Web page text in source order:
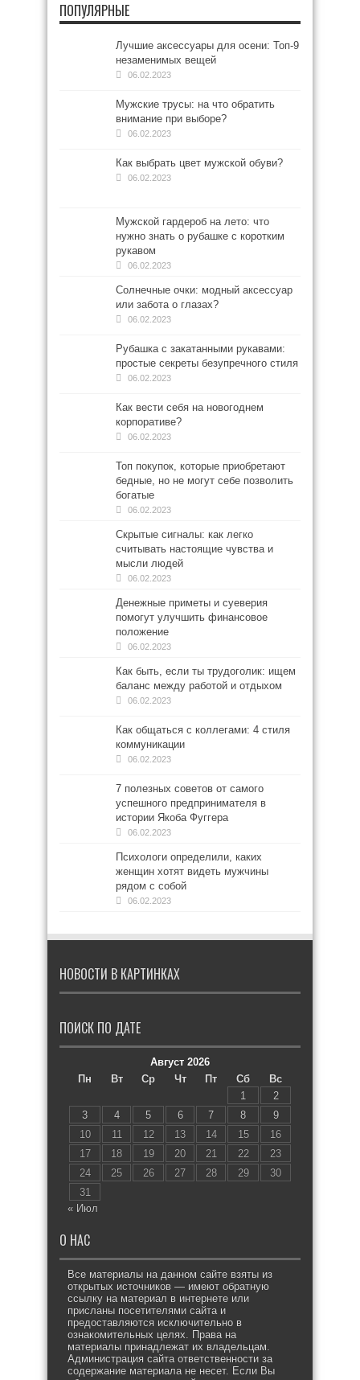
ПОПУЛЯРНЫЕ
Лучшие аксессуары для осени: Топ-9
незаменимых вещей
06.02.2023
Мужские трусы: на что обратить
внимание при выборе?
06.02.2023
Как выбрать цвет мужской обуви?
06.02.2023
Мужской гардероб на лето: что
нужно знать о рубашке с коротким
рукавом
06.02.2023
Солнечные очки: модный аксессуар
или забота о глазах?
06.02.2023
Рубашка с закатанными рукавами:
простые секреты безупречного стиля
06.02.2023
Как вести себя на новогоднем
корпоративе?
06.02.2023
Топ покупок, которые приобретают
бедные, но не могут себе позволить
богатые
06.02.2023
Скрытые сигналы: как легко
считывать настоящие чувства и
мысли людей
06.02.2023
Денежные приметы и суеверия
помогут улучшить финансовое
положение
06.02.2023
Как быть, если ты трудоголик: ищем
баланс между работой и отдыхом
06.02.2023
Как общаться с коллегами: 4 стиля
коммуникации
06.02.2023
7 полезных советов от самого
успешного предпринимателя в
истории Якоба Фуггера
06.02.2023
Психологи определили, каких
женщин хотят видеть мужчины
рядом с собой
06.02.2023
НОВОСТИ В КАРТИНКАХ
ПОИСК ПО ДАТЕ
Август 2026
Пн
Вт Ср Чт Пт Сб
Вс
1
2
3
4 5 6 7 8
9
10
11 12 13 14 15
16
17
18 19 20 21 22
23
24
25 26 27 28 29
30
31
« Июл
О НАС
Все материалы на данном сайте взяты из
открытых источников — имеют обратную
ссылку на материал в интернете или
присланы посетителями сайта и
предоставляются исключительно в
ознакомительных целях. Права на
материалы принадлежат их владельцам.
Администрация сайта ответственности за
содержание материала не несет. Если Вы